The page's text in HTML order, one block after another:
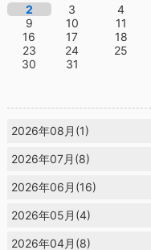
2
3 4
9
10 11
16
17 18
23
24 25
30
31
2026年08月(1)
2026年07月(8)
2026年06月(16)
2026年05月(4)
2026年04月(8)